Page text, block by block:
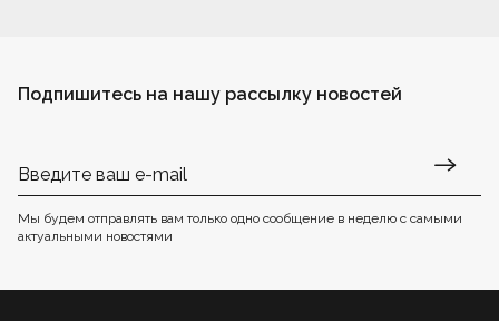
Подпишитесь на нашу рассылку новостей
Мы будем отправлять вам только одно сообщение в неделю с самыми
актуальными новостями